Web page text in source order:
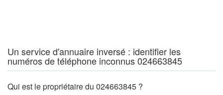
Un service d'annuaire inversé : identifier les
numéros de téléphone inconnus 024663845
Qui est le propriétaire du 024663845 ?